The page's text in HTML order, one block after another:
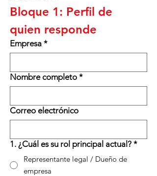
Bloque 1: Perfil de
quien responde
Empresa *
Nombre completo *
Correo electrónico
1. ¿Cuál es su rol principal actual? *
Representante legal / Dueño de
empresa